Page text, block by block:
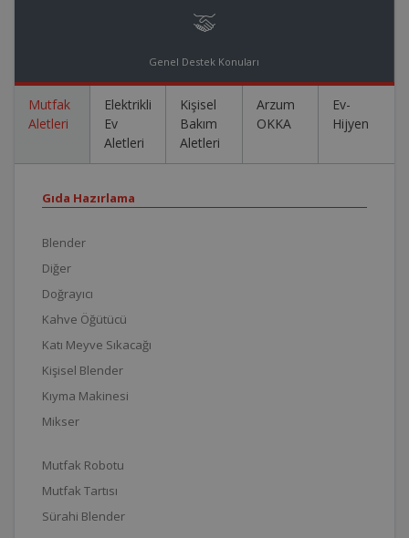
Genel Destek Konuları
Mutfak
Aletleri
Elektrikli
Ev
Aletleri
Kişisel
Bakım
Aletleri
Arzum
OKKA
Ev-
Hijyen
Gıda Hazırlama
Blender
Diğer
Doğrayıcı
Kahve Öğütücü
Katı Meyve Sıkacağı
Kişisel Blender
Kıyma Makinesi
Mikser
Mutfak Robotu
Mutfak Tartısı
Sürahi Blender